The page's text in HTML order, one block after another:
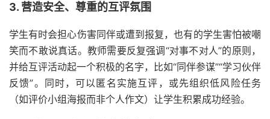
3. 营造安全、尊重的互评氛围
学生有时会担心伤害同伴或遭到报复，也有的学生害怕被嘲
笑而不敢说真话。教师需要反复强调“对事不对人”的原则，
并给互评活动起一个积极的名字，比如“同伴参谋”“学习伙伴
反馈”。同时，可以匿名实施互评，或先组织低风险任务
（如评价小组海报而非个人作文）让学生积累成功经验。